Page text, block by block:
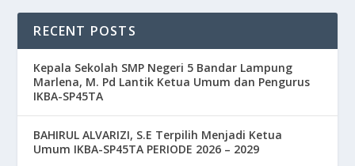
RECENT POSTS
Kepala Sekolah SMP Negeri 5 Bandar Lampung
Marlena, M. Pd Lantik Ketua Umum dan Pengurus
IKBA-SP45TA
BAHIRUL ALVARIZI, S.E Terpilih Menjadi Ketua
Umum IKBA-SP45TA PERIODE 2026 – 2029